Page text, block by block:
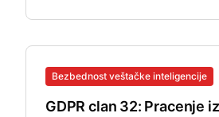
Bezbednost veštačke inteligencije
GDPR clan 32: Pracenje